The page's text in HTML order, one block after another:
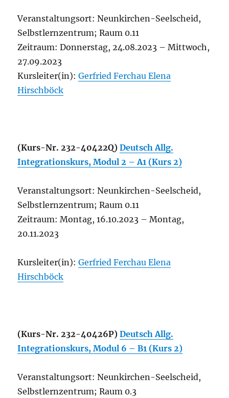
Veranstaltungsort: Neunkirchen-Seelscheid,
Selbstlernzentrum; Raum 0.11
Zeitraum: Donnerstag, 24.08.2023 – Mittwoch,
27.09.2023
Kursleiter(in):Gerfried FerchauElena
Hirschböck
(Kurs-Nr. 232-40422Q)Deutsch Allg.
Integrationskurs, Modul 2 – A1 (Kurs 2)
Veranstaltungsort: Neunkirchen-Seelscheid,
Selbstlernzentrum; Raum 0.11
Zeitraum: Montag, 16.10.2023 – Montag,
20.11.2023
Kursleiter(in):Gerfried FerchauElena
Hirschböck
(Kurs-Nr. 232-40426P)Deutsch Allg.
Integrationskurs, Modul 6 – B1 (Kurs 2)
Veranstaltungsort: Neunkirchen-Seelscheid,
Selbstlernzentrum; Raum 0.3